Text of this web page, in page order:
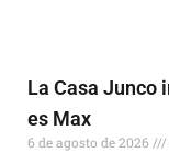
La Casa Junco
es Max
6 de agosto de 2026